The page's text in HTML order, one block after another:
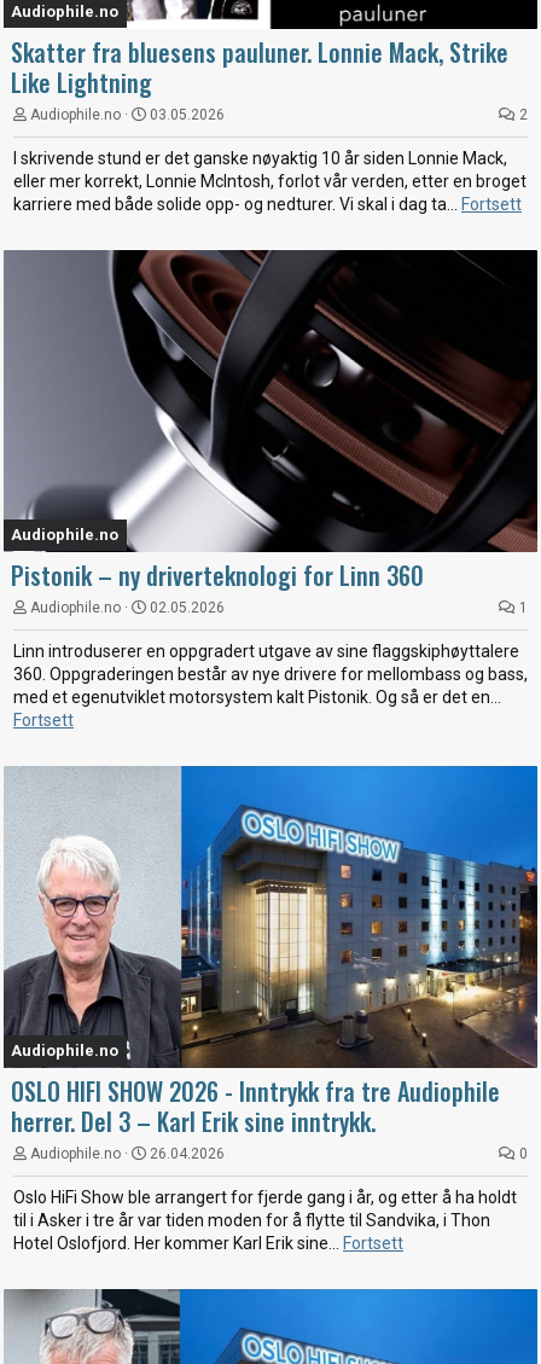
Audiophile.no
Skatter fra bluesens pauluner. Lonnie Mack, Strike
Like Lightning
Audiophile.no 03.05.2026 2
I skrivende stund er det ganske nøyaktig 10 år siden Lonnie Mack,
eller mer korrekt, Lonnie McIntosh, forlot vår verden, etter en broget
karriere med både solide opp- og nedturer. Vi skal i dag ta...
Fortsett
Audiophile.no
Pistonik – ny driverteknologi for Linn 360
Audiophile.no 02.05.2026 1
Linn introduserer en oppgradert utgave av sine flaggskiphøyttalere
360. Oppgraderingen består av nye drivere for mellombass og bass,
med et egenutviklet motorsystem kalt Pistonik. Og så er det en...
Fortsett
Audiophile.no
OSLO HIFI SHOW 2026 - Inntrykk fra tre Audiophile
herrer. Del 3 – Karl Erik sine inntrykk.
Audiophile.no 26.04.2026 0
Oslo HiFi Show ble arrangert for fjerde gang i år, og etter å ha holdt
til i Asker i tre år var tiden moden for å flytte til Sandvika, i Thon
Hotel Oslofjord. Her kommer Karl Erik sine...
Fortsett